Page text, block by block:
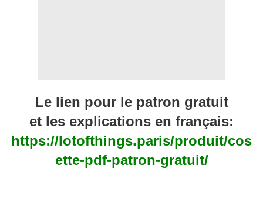
Le lien pour le patron gratuit
et les explications en français:
https://lotofthings.paris/produit/cos
ette-pdf-patron-gratuit/